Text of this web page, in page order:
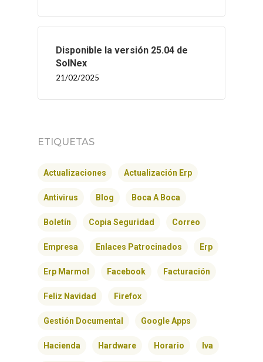
Disponible la versión 25.04 de
SolNex
21/02/2025
ETIQUETAS
Actualizaciones Actualización Erp
Antivirus Blog Boca A Boca
Boletín Copia Seguridad Correo
Empresa Enlaces Patrocinados Erp
Erp Marmol Facebook Facturación
Feliz Navidad Firefox
Gestión Documental Google Apps
Hacienda Hardware Horario Iva